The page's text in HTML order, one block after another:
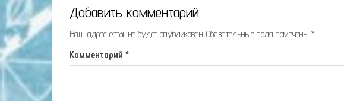
Добавить комментарий
Ваш адрес email не будет опубликован. Обязательные поля помечены *
Комментарий *